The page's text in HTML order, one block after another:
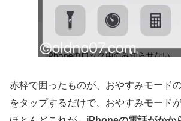
赤枠で囲ったものが、おやすみモード
をタップするだけで、おやすみモード